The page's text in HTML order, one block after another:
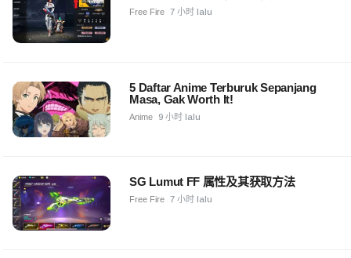
Free Fire 7 小时 lalu
5 Daftar Anime Terburuk Sepanjang
Masa, Gak Worth It!
Anime 9 小时 lalu
SG Lumut FF 属性及其获取方法
Free Fire 7 小时 lalu